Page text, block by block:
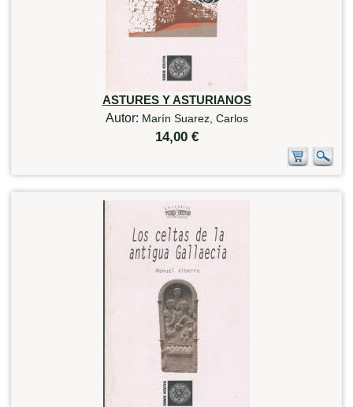
ASTURES Y ASTURIANOS
Autor: Marín Suarez, Carlos
14,00 €